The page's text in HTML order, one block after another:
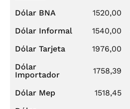
Dólar BNA 1520,00
Dólar Informal
1540,00
Dólar Tarjeta
1976,00
Dólar
Importador
1758,39
Dólar Mep 1518,45